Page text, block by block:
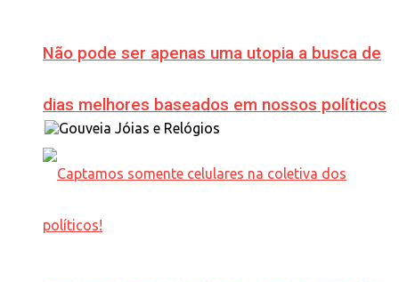
Não pode ser apenas uma utopia a busca de
dias melhores baseados em nossos políticos